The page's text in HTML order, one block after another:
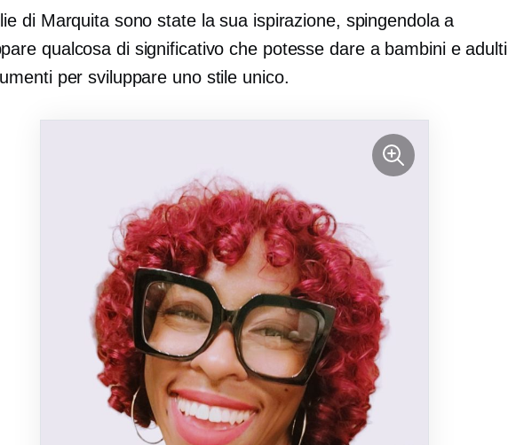
di Marquita sono state la sua ispirazione, spingendola a
qualcosa di significativo che potesse dare a bambini e adulti
per sviluppare uno stile unico.